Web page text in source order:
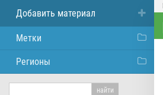
Добавить материал
Метки
Регионы